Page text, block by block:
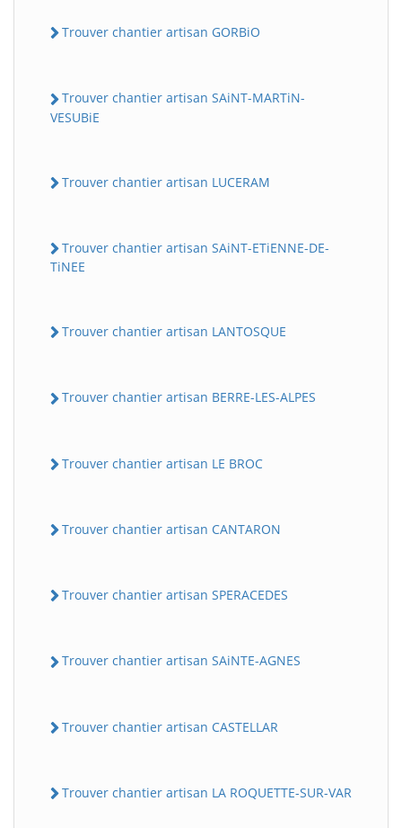
Trouver chantier artisan GORBiO
Trouver chantier artisan SAiNT-MARTiN-
VESUBiE
Trouver chantier artisan LUCERAM
Trouver chantier artisan SAiNT-ETiENNE-DE-
TiNEE
Trouver chantier artisan LANTOSQUE
Trouver chantier artisan BERRE-LES-ALPES
Trouver chantier artisan LE BROC
Trouver chantier artisan CANTARON
Trouver chantier artisan SPERACEDES
Trouver chantier artisan SAiNTE-AGNES
Trouver chantier artisan CASTELLAR
Trouver chantier artisan LA ROQUETTE-SUR-VAR